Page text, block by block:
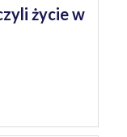
życie w